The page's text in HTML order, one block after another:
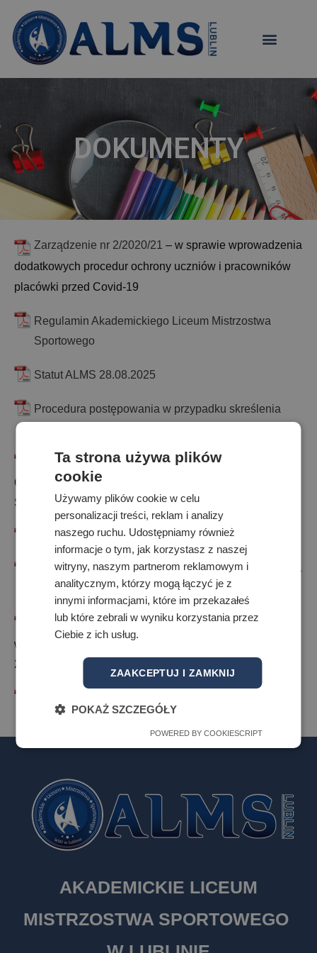
DOKUMENTY
Zarządzenie nr 2/2020/21 – w sprawie wprowadzenia
dodatkowych procedur ochrony uczniów i pracowników
placówki przed Covid-19
Regulamin Akademickiego Liceum Mistrzostwa
Sportowego
Statut ALMS 28.08.2025
Procedura postępowania w przypadku skreślenia
Zarz.-ALMS– w sprawie: wprowadzenia Standardów
Ochrony Małoletnich w Akademickim Liceum Mistrzostwa
Sportowego w Lublinie
SOM ALMS– Standardy ochrony małoletnich
PROCEDURY-POSTEPOWANIA-W-SYTUACJACH-
KRYZYSOWYCH (1)
alms czesne – zarządzenie w sprawie: i ustalenia
wysokości opłat z tytułu czesnego od roku szkolnego
2024/2025
AKADEMICKIE LICEUM
MISTRZOSTWA SPORTOWEGO
Ta strona używa plików
cookie
Używamy plików cookie w celu
personalizacji treści, reklam i analizy
naszego ruchu. Udostępniamy również
informacje o tym, jak korzystasz z naszej
witryny, naszym partnerom reklamowym i
analitycznym, którzy mogą łączyć je z
innymi informacjami, które im przekazałeś
lub które zebrali w wyniku korzystania przez
Ciebie z ich usług.
ZAAKCEPTUJ I ZAMKNIJ
POKAŻ SZCZEGÓŁY
POWERED BY COOKIESCRIPT